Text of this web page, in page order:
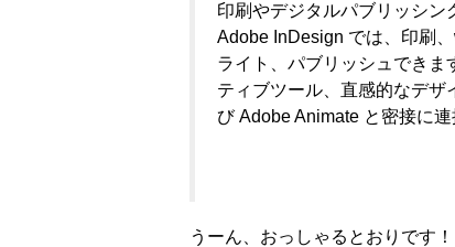
印刷やデジタルパブリッシ
Adobe InDesign では、印刷
ライト、パブリッシュでき
ティブツール、直感的なデ
び Adobe Animate と密接に連
うーん、おっしゃるとおりです！